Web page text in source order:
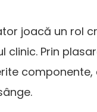
joacă un rol
clinic. Prin